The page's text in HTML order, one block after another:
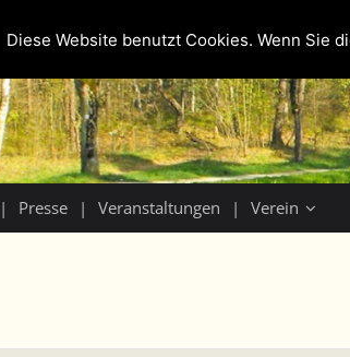
Presse Veranstaltungen Verein
Diese Website benutzt Cookies. Wenn Sie